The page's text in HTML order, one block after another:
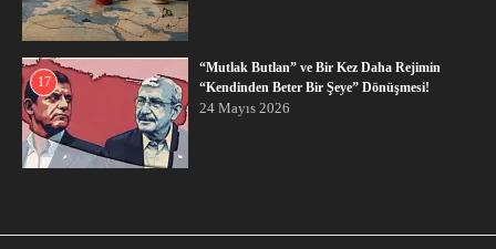
17
“Mutlak Butlan” ve Bir Kez Daha Rejimin
“Kendinden Beter Bir Şeye” Dönüşmesi!
24 Mayıs 2026